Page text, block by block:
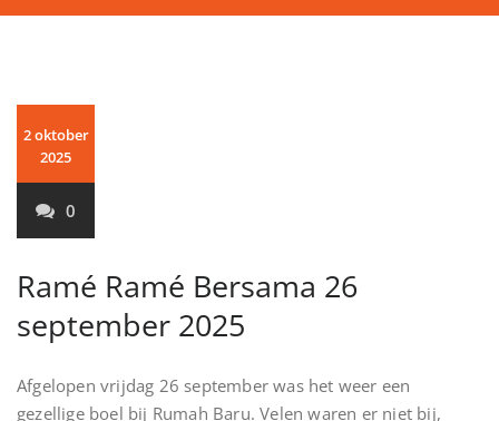
2 oktober
2025
0
Ramé Ramé Bersama 26
september 2025
Afgelopen vrijdag 26 september was het weer een
gezellige boel bij Rumah Baru. Velen waren er niet bij,